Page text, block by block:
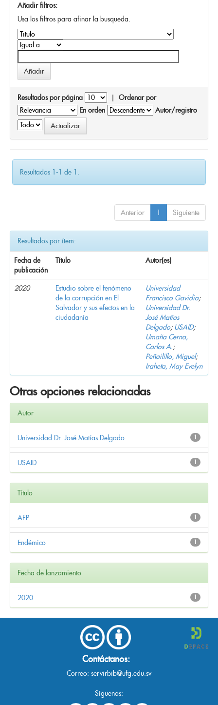
Añadir filtros:
Usa los filtros para afinar la busqueda.
Resultados por página | Ordenar por
En orden
Autor/registro
Resultados 1-1 de 1.
Anterior 1 Siguiente
Resultados por ítem:
Fecha de
publicación
Título Autor(es)
2020
Estudio sobre el fenómeno
de la corrupción en El
Salvador y sus efectos en la
ciudadanía
Universidad
Francisco Gavidia;
Universidad Dr.
José Matías
Delgado; USAID;
Umaña Cerna,
Carlos A.;
Peñailillo, Miguel;
Iraheta, May Evelyn
Otras opciones relacionadas
Autor
1
Universidad Dr. José Matías Delgado
1
USAID
Título
1
AFP
1
Endémico
Fecha de lanzamiento
1
2020
Contáctanos:
Correo: servirbib@ufg.edu.sv
Síguenos: